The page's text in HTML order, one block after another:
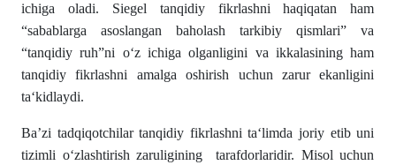
ichiga oladi. Siegel tanqidiy fikrlashni haqiqatan ham
“sabablarga asoslangan baholash tarkibiy qismlari” va
“tanqidiy ruh”ni o‘z ichiga olganligini va ikkalasining ham
tanqidiy fikrlashni amalga oshirish uchun zarur ekanligini
ta‘kidlaydi.
Ba’zi tadqiqotchilar tanqidiy fikrlashni ta‘limda joriy etib uni
tizimli o‘zlashtirish zaruligining tarafdorlaridir. Misol uchun